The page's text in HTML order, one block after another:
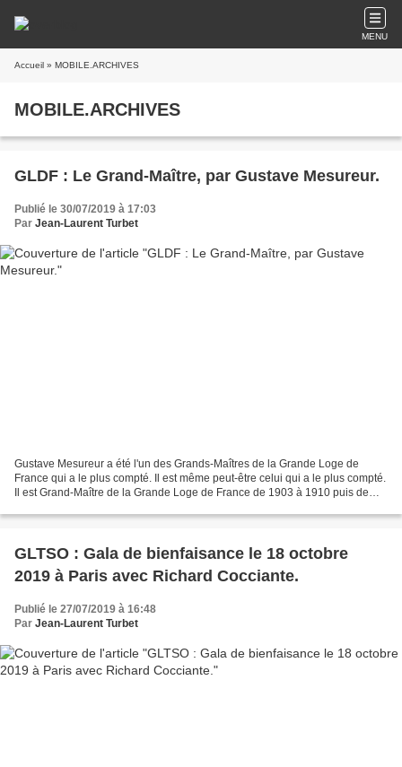
MENU
Accueil » MOBILE.ARCHIVES
MOBILE.ARCHIVES
GLDF : Le Grand-Maître, par Gustave Mesureur.
Publié le 30/07/2019 à 17:03
Par Jean-Laurent Turbet
Gustave Mesureur a été l'un des Grands-Maîtres de la Grande Loge de
France qui a le plus compté. Il est même peut-être celui qui a le plus compté.
Il est Grand-Maître de la Grande Loge de France de 1903 à 1910 puis de
GLTSO : Gala de bienfaisance le 18 octobre
2019 à Paris avec Richard Cocciante.
Publié le 27/07/2019 à 16:48
Par Jean-Laurent Turbet